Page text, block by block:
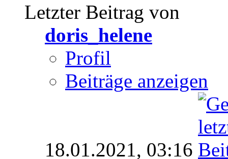
Letzter Beitrag von
doris_helene
Profil
Beiträge anzeigen
18.01.2021, 03:16